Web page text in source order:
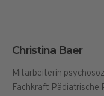
Christina Baer
Mitarbeiterin
Fachkraft Pädiatrische